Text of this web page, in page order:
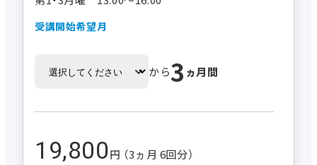
受講開始希望月
から3 ヵ月間
19,800円 （3ヵ月 6回分）